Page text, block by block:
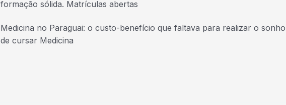
formação sólida. Matrículas abertas
Medicina no Paraguai: o custo-benefício que faltava para realizar o sonho
de cursar Medicina